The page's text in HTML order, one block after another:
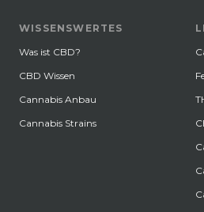
WISSENSWERTES
Was ist CBD?
CBD Wissen
Cannabis Anbau
Cannabis Strains